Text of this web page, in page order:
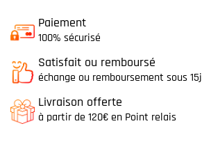
Paiement
100% sécurisé
Satisfait ou remboursé
échange ou remboursement sous 15j
Livraison offerte
à partir de 120€ en Point relais